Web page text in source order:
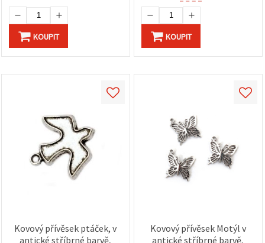
KOUPIT KOUPIT
Kovový přívěsek ptáček, v
antické stříbrné barvě,
Kovový přívěsek Motýl v
antické stříbrné barvě,